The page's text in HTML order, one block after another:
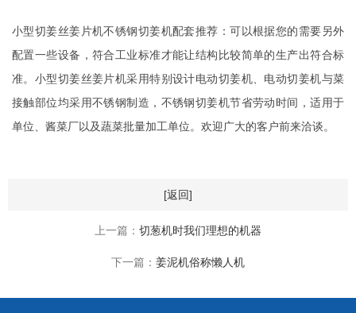
小型切姜丝姜片机不锈钢切姜机配套推荐：可以根据您的需要另外
配置一些设备，符合工业标准才能让结构比较简单的生产出符合标
准。小型切姜丝姜片机采用特别设计电动切姜机、电动切姜机与菜
接触部位均采用不锈钢制造，不锈钢切姜机节省劳动时间，适用于
单位、酱菜厂以及蔬菜批量加工单位。欢迎广大的客户前来洽谈。
[返回]
上一篇： 切葱机时我们理想的机器
下一篇： 姜泥机俗称懒人机